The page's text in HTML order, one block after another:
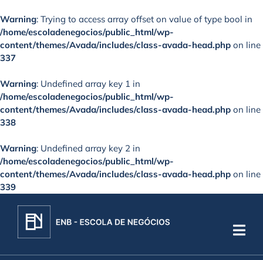
Warning: Trying to access array offset on value of type bool in
/home/escoladenegocios/public_html/wp-
content/themes/Avada/includes/class-avada-head.php on line
337
Warning: Undefined array key 1 in
/home/escoladenegocios/public_html/wp-
content/themes/Avada/includes/class-avada-head.php on line
338
Warning: Undefined array key 2 in
/home/escoladenegocios/public_html/wp-
content/themes/Avada/includes/class-avada-head.php on line
339
content